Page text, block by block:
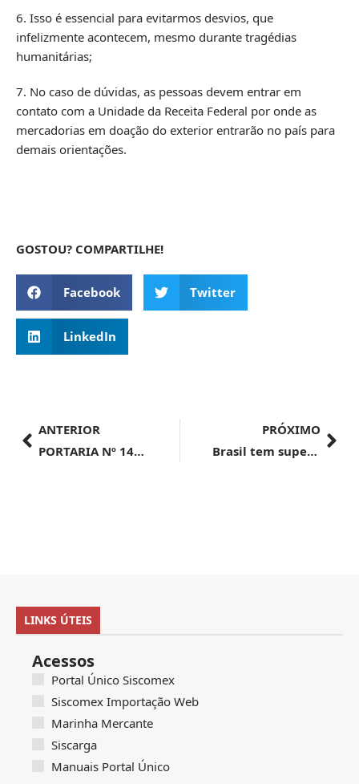
6. Isso é essencial para evitarmos desvios, que
infelizmente acontecem, mesmo durante tragédias
humanitárias;
7. No caso de dúvidas, as pessoas devem entrar em
contato com a Unidade da Receita Federal por onde as
mercadorias em doação do exterior entrarão no país para
demais orientações.
GOSTOU? COMPARTILHE!
Facebook Twitter
LinkedIn
ANTERIOR
PORTARIA Nº 14.564, DE 10 DE MAIO DE 2024
PRÓXIMO
Brasil tem superávit de US$ 31 bi de janeiro à segunda semana de maio
LINKS ÚTEIS
Acessos
Portal Único Siscomex
Siscomex Importação Web
Marinha Mercante
Siscarga
Manuais Portal Único